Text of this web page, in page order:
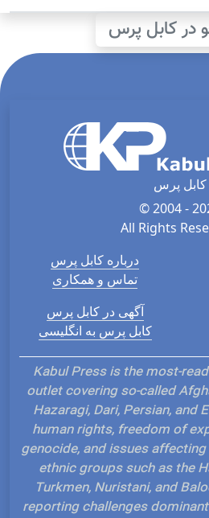
در کابل پرس
کابل پرس
© 2004 -
All Rights
درباره کابل پرس
تماس و همکاری
آگهی در کابل پرس
کابل پرس به انگلیسی
Kabul Press is the most-
outlet covering so-called
Hazaragi, Dari, Persian, and
human rights, freedom of
genocide, and issues
ethnic groups such as the
Turkmen, Nuristani, and
reporting challenges